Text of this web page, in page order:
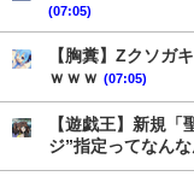
(07:05)
【胸糞】Zクソガ
ｗｗｗ (07:05)
【遊戯王】新規
ジ”指定ってなんな